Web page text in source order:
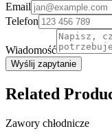
Email
Telefon
Wiadomość
Wyślij zapytanie
Related
Zawory chłodnicze